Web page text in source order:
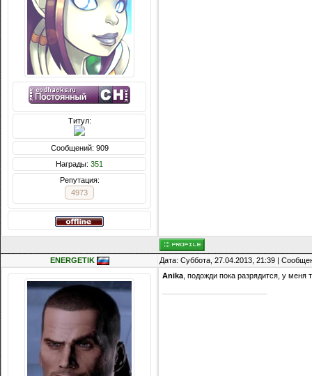
Титул:
Сообщений: 909
Награды: 351
Репутация:
4973
ENERGETIK Дата: Суббота, 27.04.2013, 21:39 |
Anika , подожди пока разрядится, у